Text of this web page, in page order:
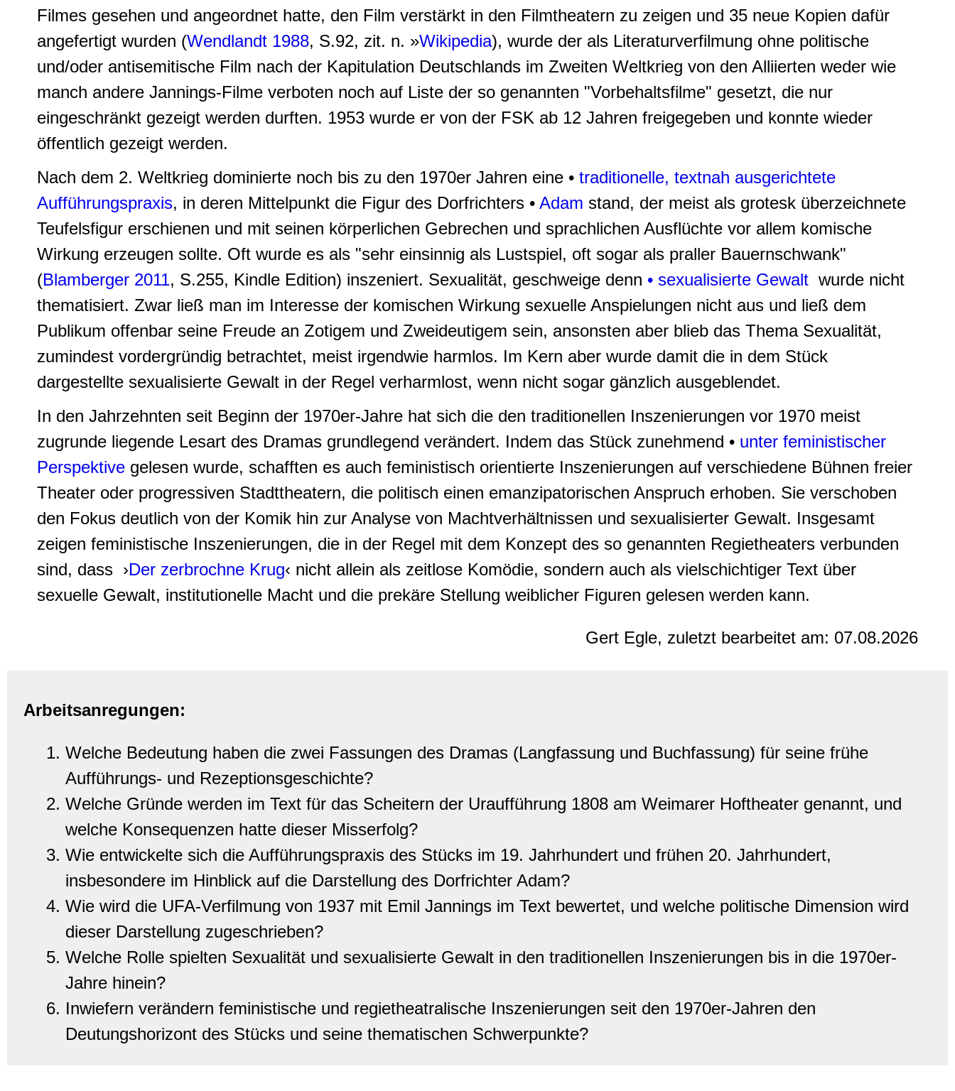
Filmes gesehen und angeordnet hatte, den Film verstärkt in den Filmtheatern zu zeigen und 35 neue Kopien dafür
angefertigt wurden (Wendlandt 1988, S.92, zit. n. »Wikipedia), wurde der als Literaturverfilmung ohne politische
und/oder antisemitische Film nach der Kapitulation Deutschlands im Zweiten Weltkrieg von den Alliierten weder wie
manch andere Jannings-Filme verboten noch auf Liste der so genannten "Vorbehaltsfilme" gesetzt, die nur
eingeschränkt gezeigt werden durften. 1953 wurde er von der FSK ab 12 Jahren freigegeben und konnte wieder
öffentlich gezeigt werden.
Nach dem 2. Weltkrieg dominierte noch bis zu den 1970er Jahren eine • traditionelle, textnah ausgerichtete
Aufführungspraxis, in deren Mittelpunkt die Figur des Dorfrichters • Adam stand, der meist als grotesk überzeichnete
Teufelsfigur erschienen und mit seinen körperlichen Gebrechen und sprachlichen Ausflüchte vor allem komische
Wirkung erzeugen sollte. Oft wurde es als "sehr einsinnig als Lustspiel, oft sogar als praller Bauernschwank"
(Blamberger 2011, S.255, Kindle Edition) inszeniert. Sexualität, geschweige denn • sexualisierte Gewalt wurde nicht
thematisiert. Zwar ließ man im Interesse der komischen Wirkung sexuelle Anspielungen nicht aus und ließ dem
Publikum offenbar seine Freude an Zotigem und Zweideutigem sein, ansonsten aber blieb das Thema Sexualität,
zumindest vordergründig betrachtet, meist irgendwie harmlos. Im Kern aber wurde damit die in dem Stück
dargestellte sexualisierte Gewalt in der Regel verharmlost, wenn nicht sogar gänzlich ausgeblendet.
In den Jahrzehnten seit Beginn der 1970er-Jahre hat sich die den traditionellen Inszenierungen vor 1970 meist
zugrunde liegende Lesart des Dramas grundlegend verändert. Indem das Stück zunehmend • unter feministischer
Perspektive gelesen wurde, schafften es auch feministisch orientierte Inszenierungen auf verschiedene Bühnen freier
Theater oder progressiven Stadttheatern, die politisch einen emanzipatorischen Anspruch erhoben. Sie verschoben
den Fokus deutlich von der Komik hin zur Analyse von Machtverhältnissen und sexualisierter Gewalt. Insgesamt
zeigen feministische Inszenierungen, die in der Regel mit dem Konzept des so genannten Regietheaters verbunden
sind, dass ›Der zerbrochne Krug‹ nicht allein als zeitlose Komödie, sondern auch als vielschichtiger Text über
sexuelle Gewalt, institutionelle Macht und die prekäre Stellung weiblicher Figuren gelesen werden kann.
Gert Egle, zuletzt bearbeitet am: 07.08.2026
Arbeitsanregungen:
Welche Bedeutung haben die zwei Fassungen des Dramas (Langfassung und Buchfassung) für seine frühe
Aufführungs- und Rezeptionsgeschichte?
Welche Gründe werden im Text für das Scheitern der Uraufführung 1808 am Weimarer Hoftheater genannt, und
welche Konsequenzen hatte dieser Misserfolg?
Wie entwickelte sich die Aufführungspraxis des Stücks im 19. Jahrhundert und frühen 20. Jahrhundert,
insbesondere im Hinblick auf die Darstellung des Dorfrichter Adam?
Wie wird die UFA-Verfilmung von 1937 mit Emil Jannings im Text bewertet, und welche politische Dimension wird
dieser Darstellung zugeschrieben?
Welche Rolle spielten Sexualität und sexualisierte Gewalt in den traditionellen Inszenierungen bis in die 1970er-
Jahre hinein?
Inwiefern verändern feministische und regietheatralische Inszenierungen seit den 1970er-Jahren den
Deutungshorizont des Stücks und seine thematischen Schwerpunkte?